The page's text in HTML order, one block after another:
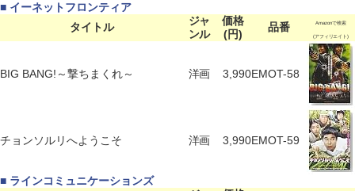
■ イーネットフロンティア
タイトル
ジャ
ンル
価格
(円)
品番 Amazonで検索
(アフィリエイト)
BIG BANG!～撃ちまくれ～ 洋画 3,990EMOT-58
チョンソルリへようこそ 洋画 3,990EMOT-59
■ ラインコミュニケーションズ